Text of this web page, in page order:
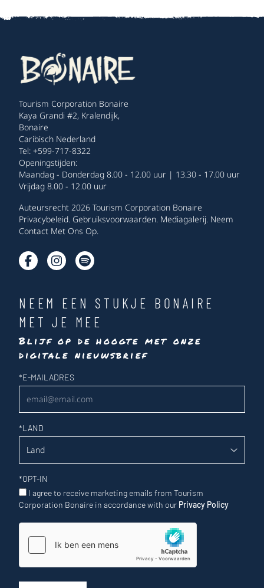
Tourism Corporation Bonaire
Kaya Grandi #2, Kralendijk,
Bonaire
Caribisch Nederland
Tel: +599-717-8322
Openingstijden:
Maandag - Donderdag 8.00 - 12.00 uur | 13.30 - 17.00 uur
Vrijdag 8.00 - 12.00 uur
Auteursrecht 2026 Tourism Corporation Bonaire
Privacybeleid. Gebruiksvoorwaarden. Mediagalerij. Neem
Contact Met Ons Op.
NEEM EEN STUKJE BONAIRE
MET JE MEE
Blijf op de hoogte met onze
digitale nieuwsbrief
Nieuwsbrief
*E-MAILADRES
*LAND
*OPT-IN
I agree to receive marketing emails from Tourism
Corporation Bonaire in accordance with our Privacy Policy